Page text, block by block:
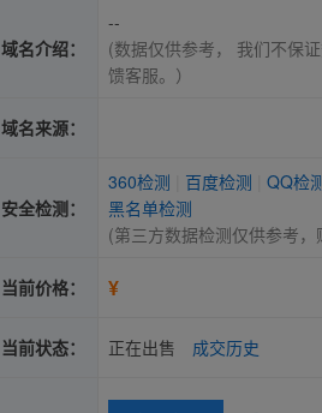
域名介绍：
--
(数据仅供参考， 我们不保
馈客服。）
域名来源：
安全检测：
360检测 百度检测
QQ检
黑名单检测
(第三方数据检测仅供参考
当前价格： ¥
当前状态： 正在出售 成交历史